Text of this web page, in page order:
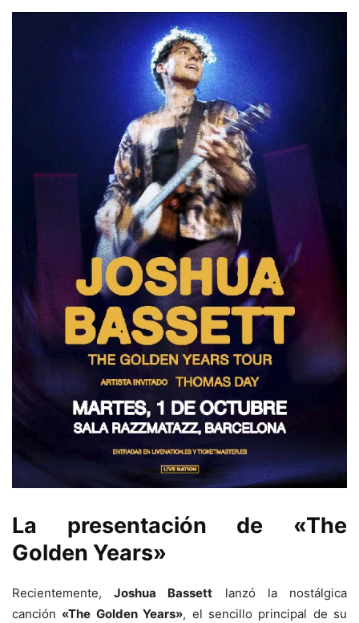
La presentación de «The
Golden Years»
Recientemente,Joshua Bassett lanzó la nostálgica
canción «The Golden Years», el sencillo principal de su